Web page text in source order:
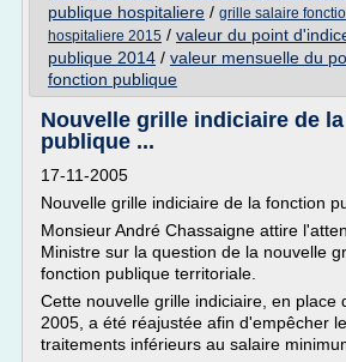
publique hospitaliere / grille salaire
hospitaliere 2015 / valeur du point
publique 2014 / valeur mensuelle du
fonction publique
Nouvelle grille indiciaire de
publique ...
17-11-2005
Nouvelle grille indiciaire de la fonction
Monsieur André Chassaigne attire
Ministre sur la question de la nouvelle
fonction publique territoriale.
Cette nouvelle grille indiciaire, en place
2005, a été réajustée afin d'empêcher
traitements inférieurs au salaire